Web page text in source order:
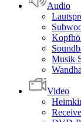
Audio
Musik
Video